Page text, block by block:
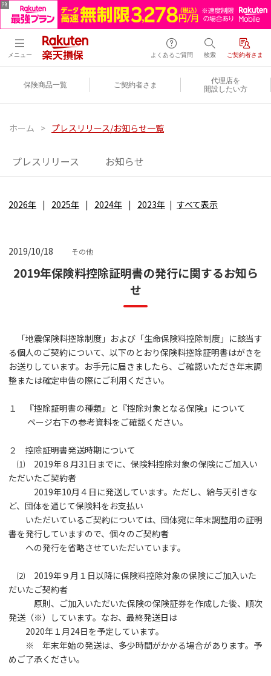
メニュー よくあるご質問 検索 ご契約者さま
保険商品一覧 ご契約者さま
代理店を
開設したい方
ホーム > プレスリリース/お知らせ一覧
プレスリリース お知らせ
2026年 2025年 2024年 2023年 すべて表示
2019/10/18 その他
2019年保険料控除証明書の発行に関するお知ら
せ
「地震保険料控除制度」および「生命保険料控除制度」に該当す
る個人のご契約について、以下のとおり保険料控除証明書はがきを
お送りしています。お手元に届きましたら、ご確認いただき年末調
整または確定申告の際にご利用ください。
１ 『控除証明書の種類』と『控除対象となる保険』について
ページ右下の参考資料をご確認ください。
２ 控除証明書発送時期について
⑴ 2019年８月31日までに、保険料控除対象の保険にご加入い
ただいたご契約者
2019年10月４日に発送しています。ただし、給与天引きな
ど、団体を通じて保険料をお支払い
いただいているご契約については、団体宛に年末調整用の証明
書を発行していますので、個々のご契約者
への発行を省略させていただいています。
⑵ 2019年９月１日以降に保険料控除対象の保険にご加入いた
だいたご契約者
原則、ご加入いただいた保険の保険証券を作成した後、順次
発送（※）しています。なお、最終発送日は
2020年１月24日を予定しています。
※ 年末年始の発送は、多少時間がかかる場合があります。予
めご了承ください。